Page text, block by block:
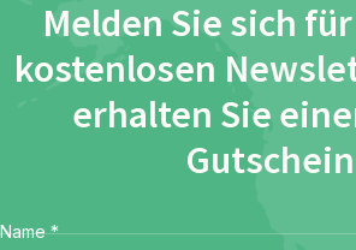
Melden Sie sich
kostenlosen
erhalten Sie
Gutschein
Name *